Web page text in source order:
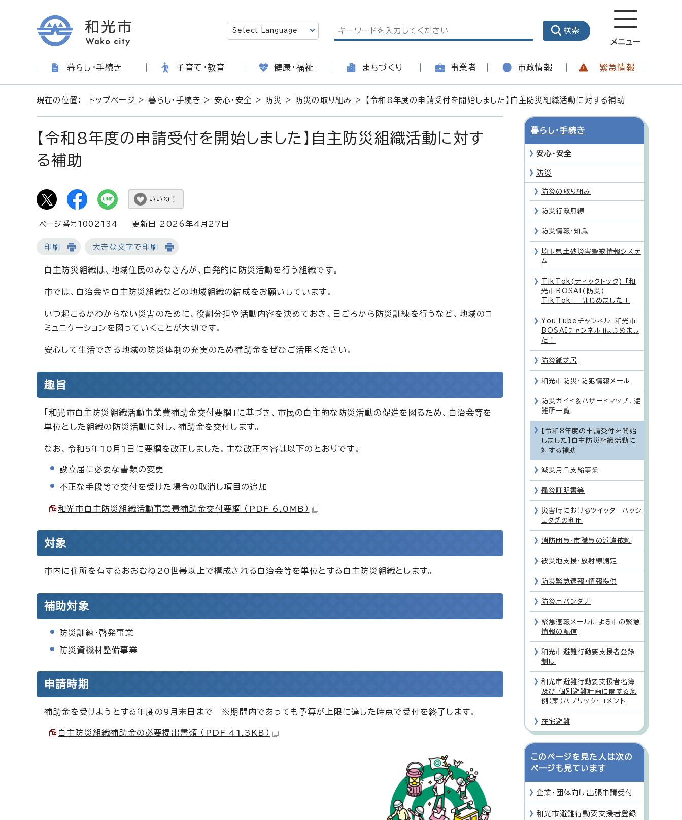
メニュー
暮らし・手続き 子育て・教育 健康・福祉 まちづくり 事業者 市政情報 緊急情報
現在の位置： トップページ >暮らし・手続き >安心・安全 > 防災 > 防災の取り組み > 【令和8年度の申請受付を開始しました】自主防災組織活動に対する補助
【令和8年度の申請受付を開始しました】自主防災組織活動に対す
る補助
いいね！
ページ番号1002134 更新日 2026年4月27日
印刷 大きな文字で印刷
自主防災組織は、地域住民のみなさんが、自発的に防災活動を行う組織です。
市では、自治会や自主防災組織などの地域組織の結成をお願いしています。
いつ起こるかわからない災害のために、役割分担や活動内容を決めておき、日ごろから防災訓練を行うなど、地域のコ
ミュニケーションを図っていくことが大切です。
安心して生活できる地域の防災体制の充実のため補助金をぜひご活用ください。
趣旨
「和光市自主防災組織活動事業費補助金交付要綱」に基づき、市民の自主的な防災活動の促進を図るため、自治会等を
単位とした組織の防災活動に対し、補助金を交付します。
なお、令和5年10月1日に要綱を改正しました。主な改正内容は以下のとおりです。
設立届に必要な書類の変更
不正な手段等で交付を受けた場合の取消し項目の追加
和光市自主防災組織活動事業費補助金交付要綱 （PDF 6.0MB）
対象
市内に住所を有するおおむね20世帯以上で構成される自治会等を単位とする自主防災組織とします。
補助対象
防災訓練・啓発事業
防災資機材整備事業
申請時期
補助金を受けようとする年度の9月末日まで ※期間内であっても予算が上限に達した時点で受付を終了します。
自主防災組織補助金の必要提出書類 （PDF 41.3KB）
暮らし・手続き
安心・安全
防災
防災の取り組み
防災行政無線
防災情報・知識
埼玉県土砂災害警戒情報システ
ム
TikTok(ティックトック) 「和
光市BOSAI(防災)
TikTok」 はじめました！
YouTubeチャンネル「和光市
BOSAIチャンネル」はじめまし
た！
防災紙芝居
和光市防災・防犯情報メール
防災ガイド＆ハザードマップ、避
難所一覧
【令和8年度の申請受付を開始
しました】自主防災組織活動に
対する補助
減災用品支給事業
罹災証明書等
災害時におけるツイッターハッシ
ュタグの利用
消防団員・市職員の派遣依頼
被災地支援・放射線測定
防災緊急速報・情報提供
防災用バンダナ
緊急速報メールによる市の緊急
情報の配信
和光市避難行動要支援者登録
制度
和光市避難行動要支援者名簿
及び 個別避難計画に関する条
例（案）パブリック・コメント
在宅避難
このページを見た人は次の
ページも見ています
企業・団体向け出張申請受付
和光市避難行動要支援者登録